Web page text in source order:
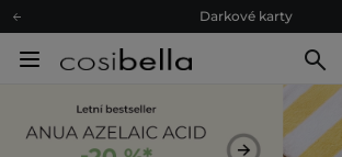
Darkové karty
Odeslání do 24 hod.
Darkové karty